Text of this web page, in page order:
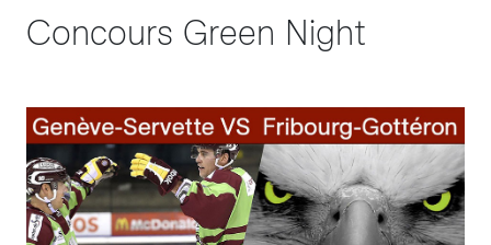
Concours Green Night